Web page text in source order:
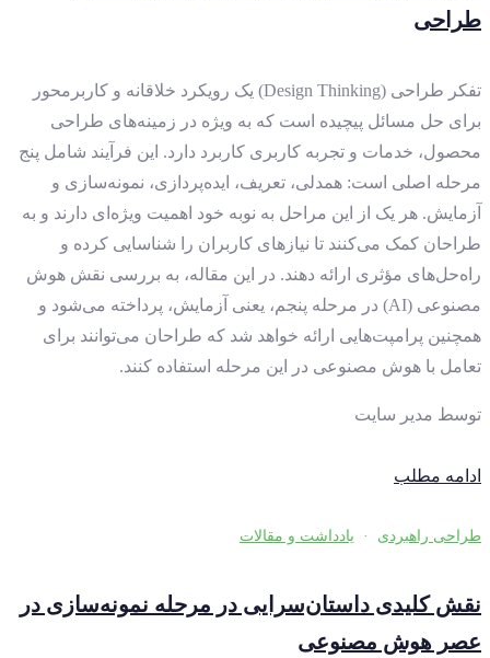
طراحی
تفکر طراحی (Design Thinking) یک رویکرد خلاقانه و کاربرمحور
برای حل مسائل پیچیده است که به ویژه در زمینه‌های طراحی
محصول، خدمات و تجربه کاربری کاربرد دارد. این فرآیند شامل پنج
مرحله اصلی است: همدلی، تعریف، ایده‌پردازی، نمونه‌سازی و
آزمایش. هر یک از این مراحل به نوبه خود اهمیت ویژه‌ای دارند و به
طراحان کمک می‌کنند تا نیازهای کاربران را شناسایی کرده و
راه‌حل‌های مؤثری ارائه دهند. در این مقاله، به بررسی نقش هوش
مصنوعی (AI) در مرحله پنجم، یعنی آزمایش، پرداخته می‌شود و
همچنین پرامپت‌هایی ارائه خواهد شد که طراحان می‌توانند برای
تعامل با هوش مصنوعی در این مرحله استفاده کنند.
توسط مدیر سایت
ادامه مطلب
طراحی راهبردی · یادداشت و مقالات
نقش کلیدی داستان‌سرایی در مرحله نمونه‌سازی در
عصر هوش مصنوعی